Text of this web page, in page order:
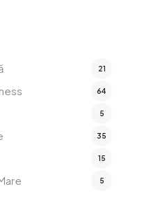
21
64
5
35
15
5